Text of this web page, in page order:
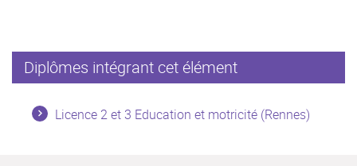
Diplômes intégrant cet élément
Licence 2 et 3 Education et motricité (Rennes)